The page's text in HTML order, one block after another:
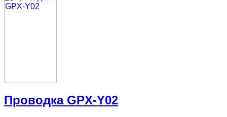
Проводка GPX-Y02